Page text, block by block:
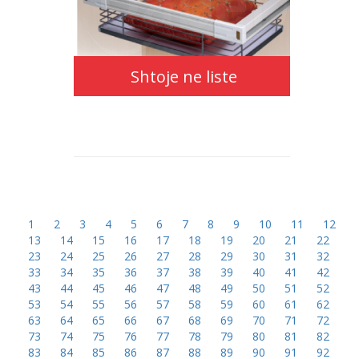
Shtoje ne liste
1 2 3 4 5 6 7 8 9 10 11
12
13
14 15 16 17 18 19 20 21
22
23
24 25 26 27 28 29 30 31
32
33
34 35 36 37 38 39 40 41
42
43
44 45 46 47 48 49 50 51
52
53
54 55 56 57 58 59 60 61
62
63
64 65 66 67 68 69 70 71
72
73
74 75 76 77 78 79 80 81
82
83
84 85 86 87 88 89 90 91 92